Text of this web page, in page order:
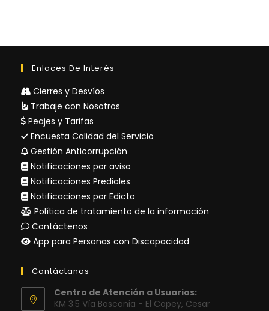
Enlaces De Interés
Cierres y Desvíos
Trabaje con Nosotros
Peajes y Tarifas
Encuesta Calidad del Servicio
Gestión Anticorrupción
Notificaciones por aviso
Notificaciones Prediales
Notificaciones por Edicto
Política de tratamiento de la información
Contáctenos
App para Personas con Discapacidad
Contáctanos
Centro de Atención a Usuarios:
KM 3.5 Vía Bosconia - El Copey, Cesar